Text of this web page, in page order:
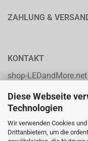
Diese Webseite
Technologien
Wir verwenden Cookies
Drittanbietern, um die
ZAHLUNG &
KONTAKT
shop-LEDandMore.net
solution p.p. Heinz
Horstlooge 30
22359 Hamburg